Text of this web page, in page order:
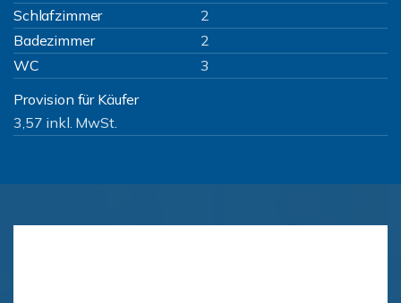
Schlafzimmer
2
Badezimmer
2
WC
3
Provision für Käufer
3,57 inkl. MwSt.